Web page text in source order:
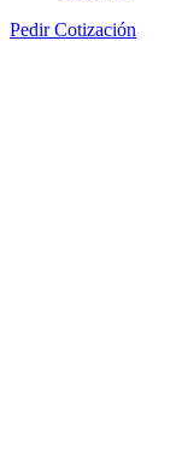
Pedir Cotización